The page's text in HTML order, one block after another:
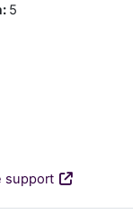
: 5
support